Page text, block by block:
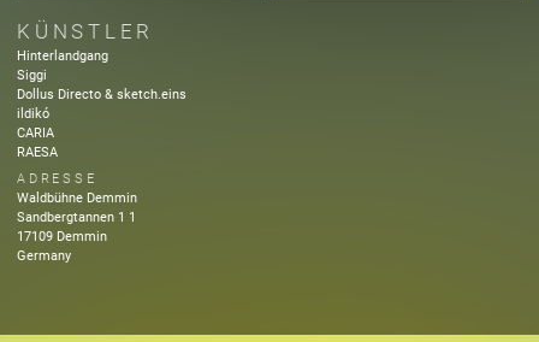
KÜNSTLER
Hinterlandgang
Siggi
Dollus Directo & sketch.eins
ildikó
CARIA
RAESA
ADRESSE
Waldbühne Demmin
Sandbergtannen 1 1
17109 Demmin
Germany